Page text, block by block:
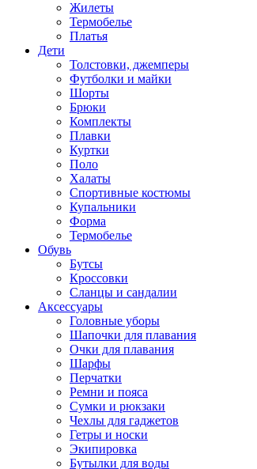
Жилеты
Термобелье
Платья
Дети
Толстовки, джемперы
Футболки и майки
Шорты
Брюки
Комплекты
Плавки
Куртки
Поло
Халаты
Спортивные костюмы
Купальники
Форма
Термобелье
Обувь
Бутсы
Кроссовки
Сланцы и сандалии
Аксессуары
Головные уборы
Шапочки для плавания
Очки для плавания
Шарфы
Перчатки
Ремни и пояса
Сумки и рюкзаки
Чехлы для гаджетов
Гетры и носки
Экипировка
Бутылки для воды